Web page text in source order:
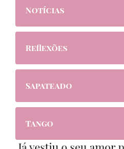
Notícias
Reflexões
Sapateado
Tango